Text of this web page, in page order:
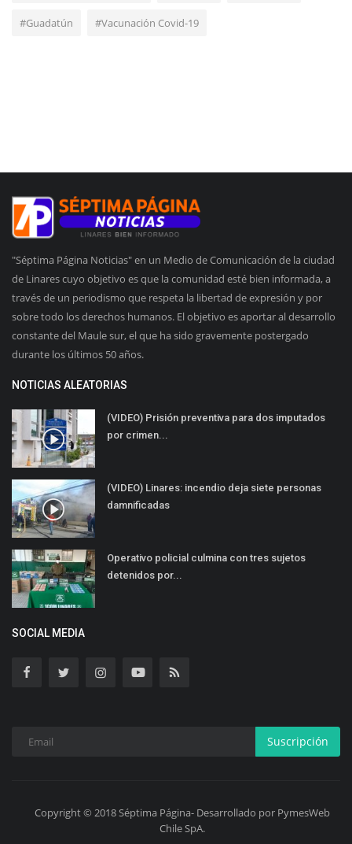
#Guadatún #Vacunación Covid-19
"Séptima Página Noticias" en un Medio de Comunicación de la ciudad
de Linares cuyo objetivo es que la comunidad esté bien informada, a
través de un periodismo que respeta la libertad de expresión y por
sobre todo los derechos humanos. El objetivo es aportar al desarrollo
constante del Maule sur, el que ha sido gravemente postergado
durante los últimos 50 años.
NOTICIAS ALEATORIAS
(VIDEO) Prisión preventiva para dos imputados
por crimen...
(VIDEO) Linares: incendio deja siete personas
damnificadas
Operativo policial culmina con tres sujetos
detenidos por...
SOCIAL MEDIA
Suscripción
Copyright © 2018 Séptima Página- Desarrollado por PymesWeb
Chile SpA.